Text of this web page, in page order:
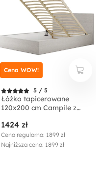
5 / 5
Łóżko tapicerowane
120x200 cm Campile z
sztruks
1424 zł
Cena regularna: 1899 zł
Najniższa cena: 1899 zł
Cena WOW!